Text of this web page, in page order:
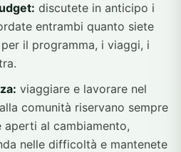
discutete in anticipo i
entrambi quanto siete
il programma, i viaggi, i
viaggiare e lavorare nel
comunità riservano sempre
aperti al cambiamento,
nelle difficoltà e mantenete